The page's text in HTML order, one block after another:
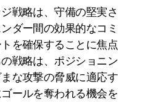
戦略は、守備の堅実さ
ダー間の効果的なコミ
を確保することに焦点
戦略は、ポジショニン
な攻撃の脅威に適応す
ールを奪われる機会を